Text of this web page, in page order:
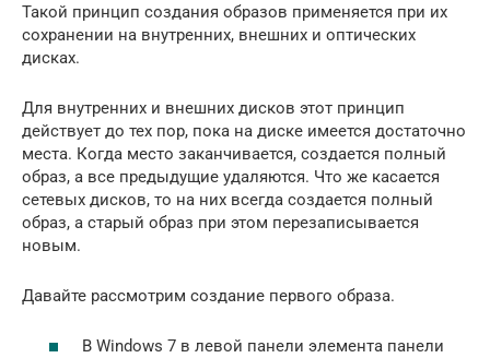
Такой принцип создания образов применяется при их
сохранении на внутренних, внешних и оптических
дисках.
Для внутренних и внешних дисков этот принцип
действует до тех пор, пока на диске имеется достаточно
места. Когда место заканчивается, создается полный
образ, а все предыдущие удаляются. Что же касается
сетевых дисков, то на них всегда создается полный
образ, а старый образ при этом перезаписывается
новым.
Давайте рассмотрим создание первого образа.
В Windows 7 в левой панели элемента панели